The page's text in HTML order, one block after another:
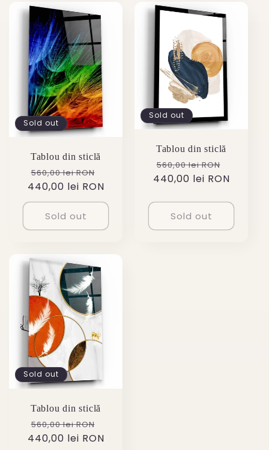
Sold out
Tablou din sticlă
Regular
price
560,00 lei RON
price
440,00 lei RON
Sold out
Sold out
Tablou din sticlă
Regular
price
560,00 lei RON
price
440,00 lei RON
Sold out
Sold out
Tablou din sticlă
Regular
price
560,00 lei RON
price
440,00 lei RON